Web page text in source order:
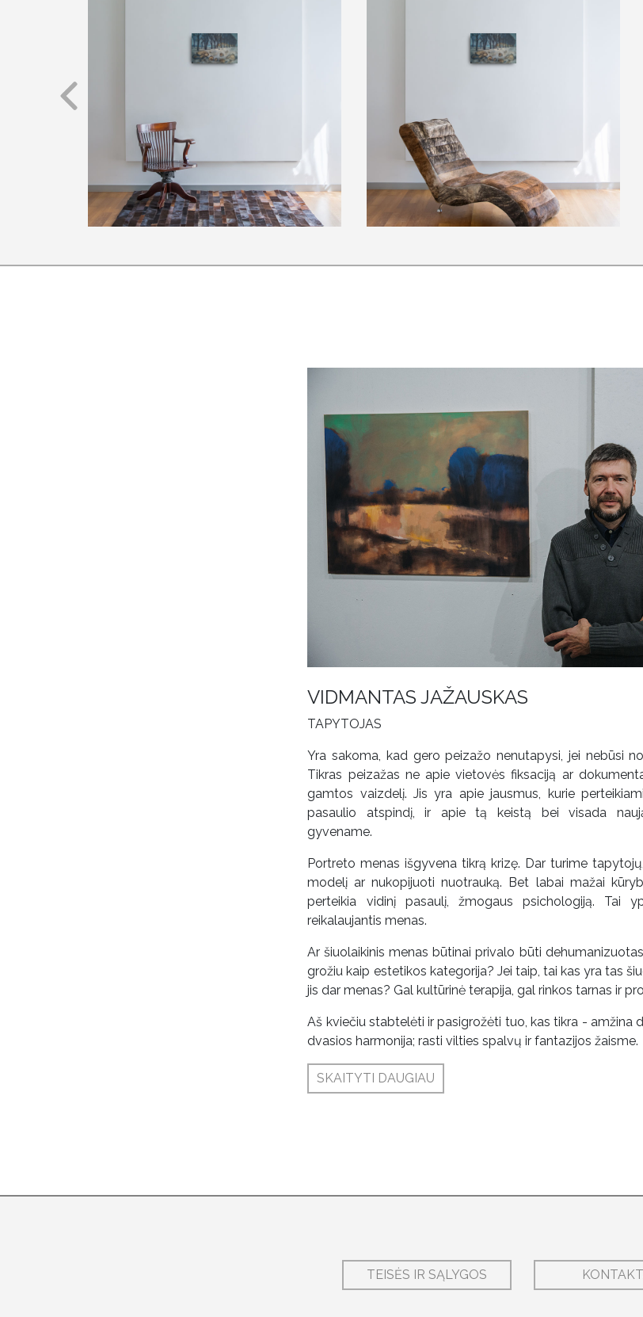
VIDMANTAS JAŽAUSKAS
TAPYTOJAS
Yra sakoma, kad gero peizažo nenutapysi, jei nebūsi
Tikras peizažas ne apie vietovės fiksaciją ar
gamtos vaizdelį. Jis yra apie jausmus, kurie
pasaulio atspindį, ir apie tą keistą bei visada
gyvename.
Portreto menas išgyvena tikrą krizę. Dar turime
modelį ar nukopijuoti nuotrauką. Bet labai mažai
perteikia vidinį pasaulį, žmogaus psichologiją. Tai
reikalaujantis menas.
Ar šiuolaikinis menas būtinai privalo būti
grožiu kaip estetikos kategorija? Jei taip, tai kas yra tas
jis dar menas? Gal kultūrinė terapija, gal rinkos tarnas ir
Aš kviečiu stabtelėti ir pasigrožėti tuo, kas tikra - amžina
dvasios harmonija; rasti vilties spalvų ir fantazijos žaisme.
SKAITYTI DAUGIAU
TEISĖS IR SĄLYGOS